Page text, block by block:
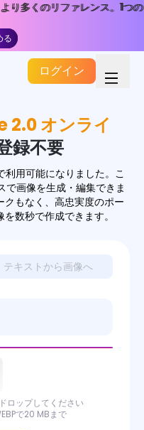
多くのリファレンス。1つの
る
多くのリファレンス。1つの
る
ログイン
2.0 オンライ
録不要
用可能になりました。こ
で画像を生成・編集できま
もなく、高忠実度のポー
数秒で作成できます。
テキストから画像へ
ロップしてください
で20 MBまで